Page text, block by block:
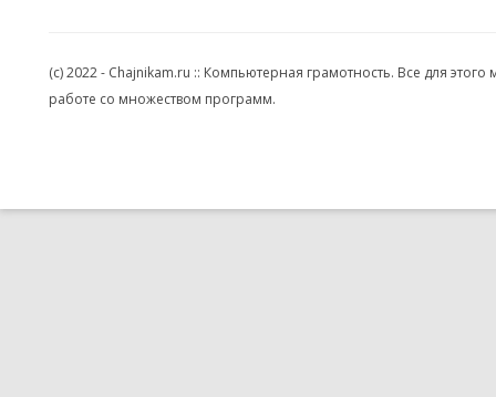
(c) 2022 - Chajnikam.ru :: Компьютерная грамотность. Все для
работе со множеством программ.